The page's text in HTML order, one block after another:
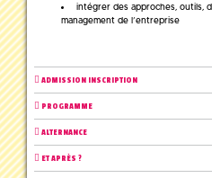
intégrer des approches, outils,
management de l’entreprise
ADMISSION INSCRIPTION
PROGRAMME
ALTERNANCE
ET APRÈS ?